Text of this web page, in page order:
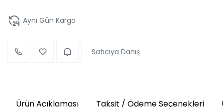
Aynı Gün Kargo
Satıcıya Danış
Ürün Açıklaması Taksit / Ödeme Seçenekleri